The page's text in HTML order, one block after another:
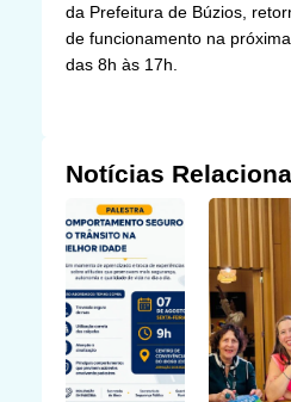
da Prefeitura de Búzios,
de funcionamento na
das 8h às 17h.
Notícias